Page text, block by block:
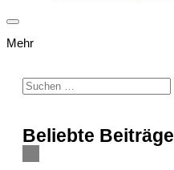
Mehr
Suchen
nach:
Beliebte Beiträge